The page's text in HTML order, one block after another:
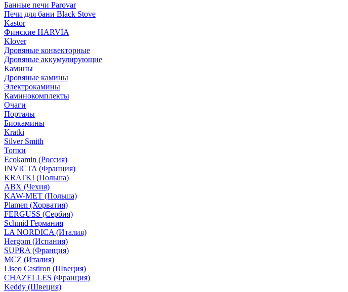
Банные печи Parovar
Печи для бани Black Stove
Kastor
Финские HARVIA
Klover
Дровяные конвекторные
Дровяные аккумулирующие
Камины
Дровяные камины
Электрокамины
Каминокомплекты
Очаги
Порталы
Биокамины
Kratki
Silver Smith
Топки
Ecokamin (Россия)
INVICTA (Франция)
KRATKI (Польша)
ABX (Чехия)
KAW-MET (Польша)
Plamen (Хорватия)
FERGUSS (Сербия)
Schmid Германия
LA NORDICA (Италия)
Hergom (Испания)
SUPRA (Франция)
MCZ (Италия)
Liseo Castiron (Швеция)
CHAZELLES (Франция)
Keddy (Швеция)